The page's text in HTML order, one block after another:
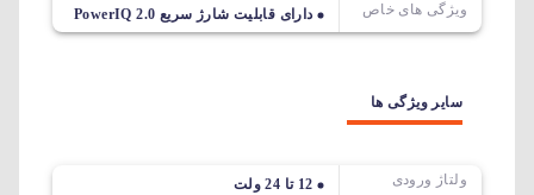
ویژگی های خاص دارای قابلیت شارژ سریع PowerIQ 2.0
سایر ویژگی ها
ولتاژ ورودی 12 تا 24 ولت